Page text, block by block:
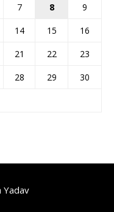
7 8
9
14 15
16
21 22
23
28 29
30